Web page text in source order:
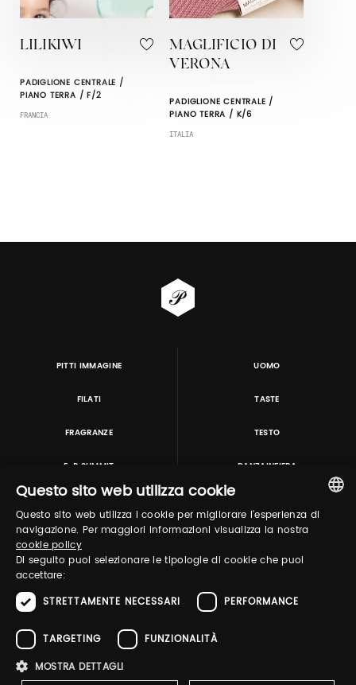
LILIKIWI
PADIGLIONE CENTRALE /
PIANO TERRA / F/2
FRANCIA
MAGLIFICIO DI
VERONA
PADIGLIONE CENTRALE /
PIANO TERRA / K/6
ITALIA
PITTI IMMAGINE UOMO
FILATI TASTE
FRAGRANZE TESTO
E-P SUMMIT DANZAINFIERA
TUTORING & CONSULTING
Pitti Immagine S.r.l. P.I./CF 03443240480 Capitale sociale 648.457 € N° iscriz. Reg.
ITALIAN
Questo sito web utilizza cookie
Questo sito web utilizza i cookie per migliorare l'esperienza di
navigazione. Per maggiori informazioni visualizza la nostra
cookie policy
Di seguito puoi selezionare le tipologie di cookie che puoi
accettare:
STRETTAMENTE NECESSARI
PERFORMANCE
TARGETING
FUNZIONALITÀ
MOSTRA DETTAGLI